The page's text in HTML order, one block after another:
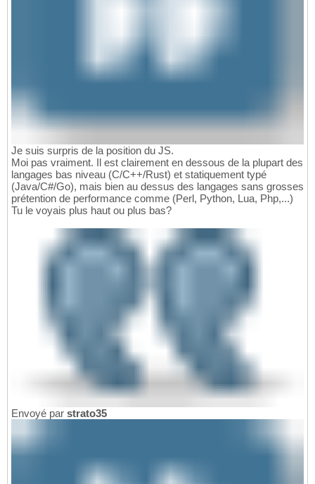
Je suis surpris de la position du JS.
Moi pas vraiment. Il est clairement en dessous de la plupart des
langages bas niveau (C/C++/Rust) et statiquement typé
(Java/C#/Go), mais bien au dessus des langages sans grosses
prétention de performance comme (Perl, Python, Lua, Php,...)
Tu le voyais plus haut ou plus bas?
Envoyé par strato35